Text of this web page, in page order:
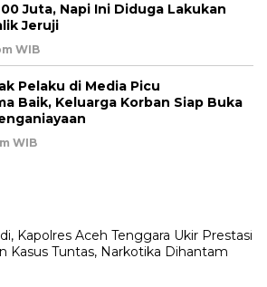
Juta, Napi Ini Diduga Lakukan
Jeruji
WIB
Pelaku di Media Picu
Baik, Keluarga Korban Siap Buka
WIB